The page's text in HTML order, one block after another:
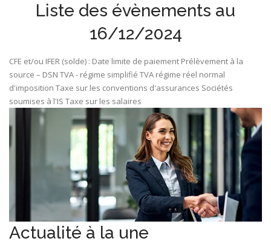
Liste des évènements au
16/12/2024
CFE et/ou IFER (solde) : Date limite de paiement Prélèvement à la
source – DSN TVA - régime simplifié TVA régime réel normal
d'imposition Taxe sur les conventions d'assurances Sociétés
soumises à l'IS Taxe sur les salaires
Actualité à la une